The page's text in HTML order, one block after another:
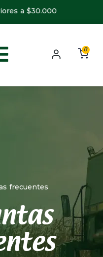
a $30.000
0
frecuentes